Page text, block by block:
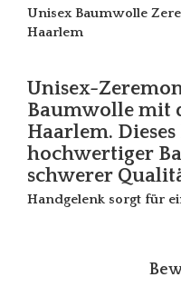
Unisex Baumwolle
Haarlem
Unisex-
Baumwolle mit
Haarlem.
hochwertiger
schwerer
Handgelenk sorgt für